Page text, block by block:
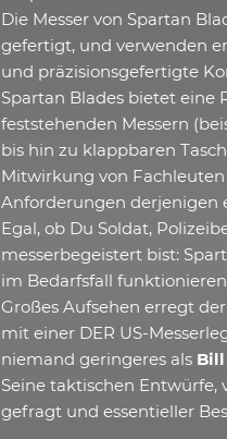
Die Messer von Spartan
gefertigt, und verwenden
und präzisionsgefertigte
Spartan Blades bietet eine
feststehenden Messern
bis hin zu klappbaren
Mitwirkung von
Anforderungen derjenigen
Egal, ob Du Soldat,
messerbegeistert bist:
im Bedarfsfall
Großes Aufsehen erregt
mit einer DER US-
niemand geringeres als Bill
Seine taktischen Entwürfe,
gefragt und essentieller